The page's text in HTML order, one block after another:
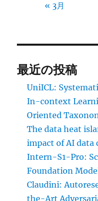
« 3月
最近の投稿
UniICL:
In-context
Oriented
The data heat
impact of AI data
Intern-S1-Pro:
Foundation
Claudini:
the-Art